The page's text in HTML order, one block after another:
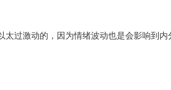
过激动的，因为情绪波动也是会影响到内